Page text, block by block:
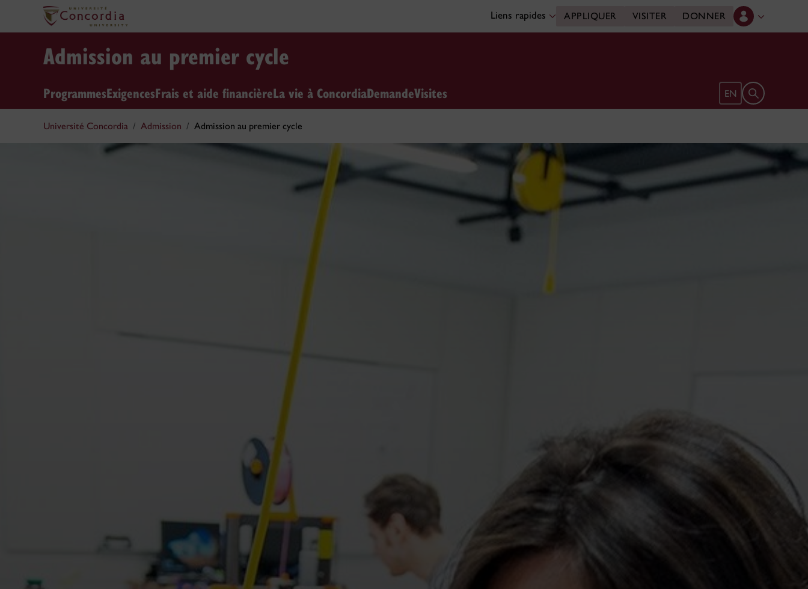
Liens rapides APPLIQUER VISITER DONNER
Admission au premier cycle
ProgrammesExigencesFrais et aide financièreLa vie à ConcordiaDemandeVisites EN Ouvrir le
Université Concordia Admission Admission au premier cycle